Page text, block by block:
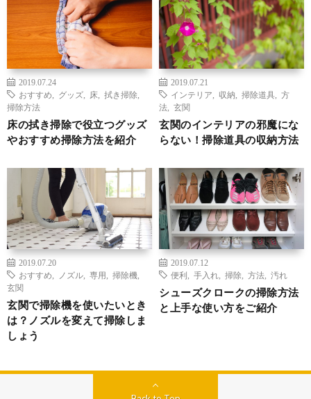
2019.07.24
おすすめ
グッズ 床 拭き掃除
掃除方法
床の拭き掃除で役立つグッズ
やおすすめ掃除方法を紹介
2019.07.21
インテリア
収納 掃除道具
方
法
玄関
玄関のインテリアの邪魔にな
らない！掃除道具の収納方法
2019.07.20
おすすめ
ノズル 専用 掃除機
玄関
玄関で掃除機を使いたいとき
は？ノズルを変えて掃除しま
しょう
2019.07.12
便利
手入れ 掃除 方法 汚れ
シューズクロークの掃除方法
と上手な使い方をご紹介